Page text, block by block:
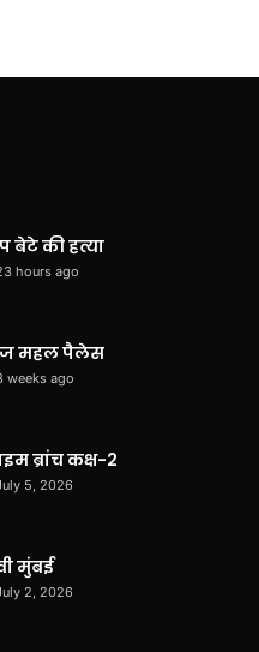
बेटे की हत्या
hours ago
महल पैलेस
weeks ago
ब्रांच कक्ष-2
5, 2026
मुंबई
2, 2026